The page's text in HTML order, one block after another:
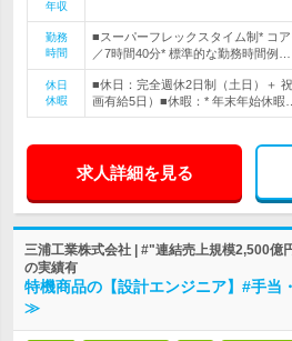
年収
勤務
時間
■スーパーフレックスタイム制* コ
／7時間40分* 標準的な勤務時間例…
休日
休暇
■休日：完全週休2日制（土日）＋
画有給5日）■休暇：* 年末年始休暇…
求人詳細を見る
三浦工業株式会社 | #"連結売上規模2,500億
の実績有
特機商品の【設計エンジニア】#手
≫